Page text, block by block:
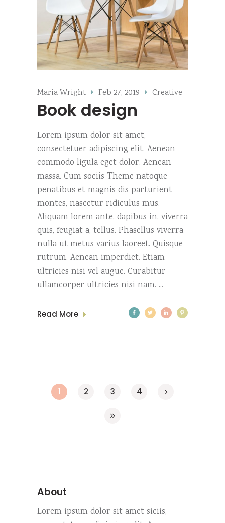
Maria Wright Feb 27, 2019 Creative
Book design
Lorem ipsum dolor sit amet,
consectetuer adipiscing elit. Aenean
commodo ligula eget dolor. Aenean
massa. Cum sociis Theme natoque
penatibus et magnis dis parturient
montes, nascetur ridiculus mus.
Aliquam lorem ante, dapibus in, viverra
quis, feugiat a, tellus. Phasellus viverra
nulla ut metus varius laoreet. Quisque
rutrum. Aenean imperdiet. Etiam
ultricies nisi vel augue. Curabitur
ullamcorper ultricies nisi nam.
Read More
1 2 3 4
About
Lorem ipsum dolor sit amet siciis,